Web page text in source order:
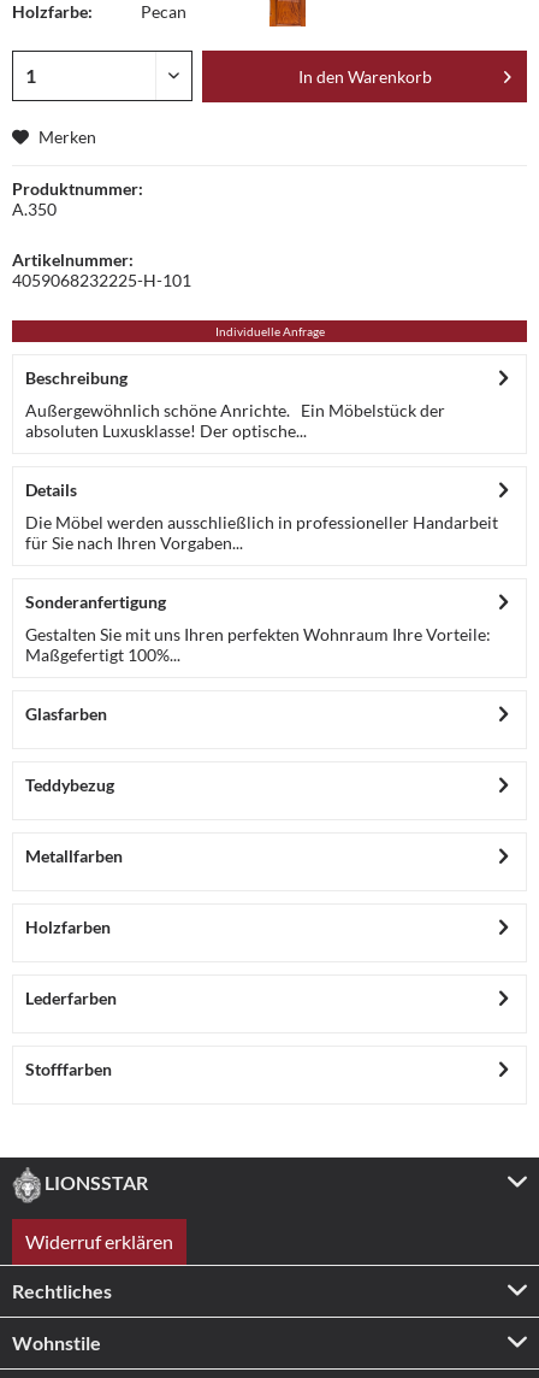
Holzfarbe: Pecan
In den Warenkorb
Merken
Produktnummer:
A.350
Artikelnummer:
4059068232225-H-101
Individuelle Anfrage
Beschreibung
Außergewöhnlich schöne Anrichte. Ein Möbelstück der
absoluten Luxusklasse! Der optische...
Details
Die Möbel werden ausschließlich in professioneller Handarbeit
für Sie nach Ihren Vorgaben...
Sonderanfertigung
Gestalten Sie mit uns Ihren perfekten Wohnraum Ihre Vorteile:
Maßgefertigt 100%...
Glasfarben
Teddybezug
Metallfarben
Holzfarben
Lederfarben
Stofffarben
LIONSSTAR
Widerruf erklären
Rechtliches
Wohnstile